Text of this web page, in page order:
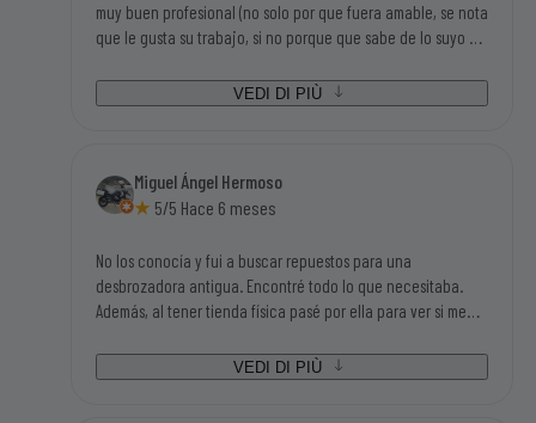
muy buen profesional (no solo por que fuera amable, se nota
que le gusta su trabajo, si no porque que sabe de lo suyo y
disponian de los repuestos que necesitaba para poder
seguir utilizandola. Tampoco me parecieron caros los
piezas que necesitaba y con buen precio). Gracias sin duda
volveré a su tienda.
VEDI DI PIÙ
Miguel Ángel Hermoso
5/5 Hace 6 meses
No los conocía y fui a buscar repuestos para una
desbrozadora antigua. Encontré todo lo que necesitaba.
Además, al tener tienda física pasé por ella para ver si me
chico que me atendió, me ayudo en todas mis dudas y me
asesoró fenomenal. Además de un trato magnifico. Sin duda,
VEDI DI PIÙ